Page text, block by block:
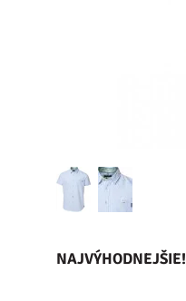
NAJVÝHODNEJŠIE!